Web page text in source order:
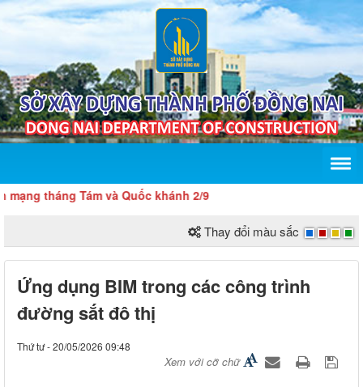
Tám và Quốc khánh 2/9
Thay đổi màu sắc
Ứng dụng BIM trong các công trình
đường sắt đô thị
Thứ tư - 20/05/2026 09:48
Xem với cỡ chữ